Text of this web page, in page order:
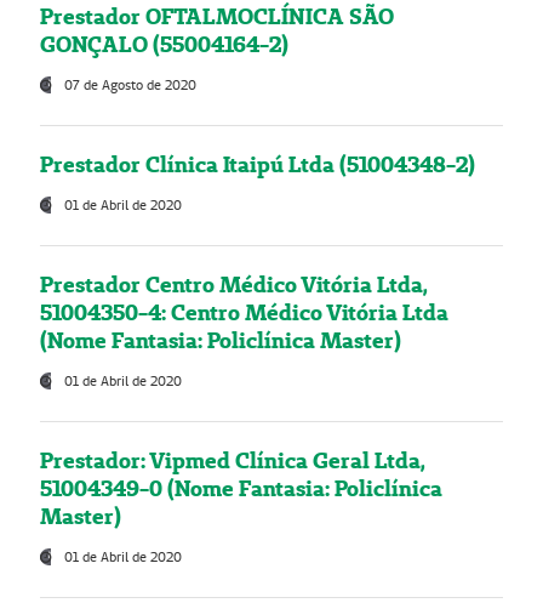
Prestador OFTALMOCLÍNICA SÃO
GONÇALO (55004164-2)
07 de Agosto de 2020
Prestador Clínica Itaipú Ltda (51004348-2)
01 de Abril de 2020
Prestador Centro Médico Vitória Ltda,
51004350-4: Centro Médico Vitória Ltda
(Nome Fantasia: Policlínica Master)
01 de Abril de 2020
Prestador: Vipmed Clínica Geral Ltda,
51004349-0 (Nome Fantasia: Policlínica
Master)
01 de Abril de 2020